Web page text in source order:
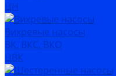
ЦН
Вихревые насосы
ВК, ВКС, ВКО
ЦВК